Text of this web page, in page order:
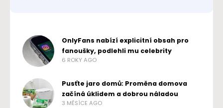
OnlyFans nabízí explicitní obsah pro
fanoušky, podlehli mu celebrity
6 ROKY AGO
Pusťte jaro domů: Proměna domova
začíná úklidem a dobrou náladou
3 MĚSÍCE AGO